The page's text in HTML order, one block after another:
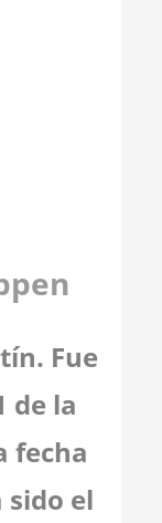
Fue
de la
fecha
el